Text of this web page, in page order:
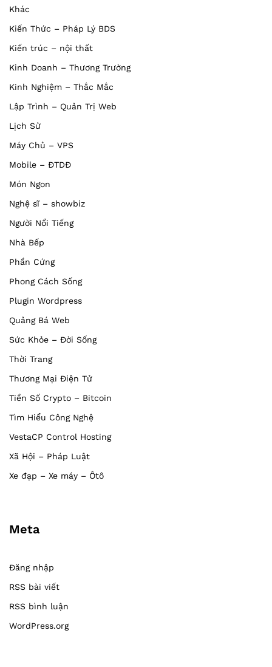
Khác
Kiến Thức – Pháp Lý BDS
Kiến trúc – nội thất
Kinh Doanh – Thương Trường
Kinh Nghiệm – Thắc Mắc
Lập Trình – Quản Trị Web
Lịch Sử
Máy Chủ – VPS
Mobile – ĐTDĐ
Món Ngon
Nghệ sĩ – showbiz
Người Nổi Tiếng
Nhà Bếp
Phần Cứng
Phong Cách Sống
Plugin Wordpress
Quảng Bá Web
Sức Khỏe – Đời Sống
Thời Trang
Thương Mại Điện Tử
Tiền Số Crypto – Bitcoin
Tìm Hiểu Công Nghệ
VestaCP Control Hosting
Xã Hội – Pháp Luật
Xe đạp – Xe máy – Ôtô
Meta
Đăng nhập
RSS bài viết
RSS bình luận
WordPress.org